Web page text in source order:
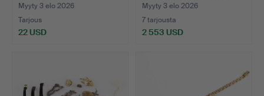
Myyty 3 elo 2026
Tarjous
22 USD
Myyty 3 elo 2026
7 tarjousta
2 553 USD